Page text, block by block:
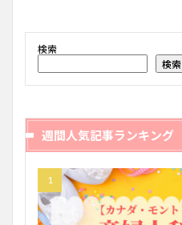
検索
検索
週間人気記事ランキング